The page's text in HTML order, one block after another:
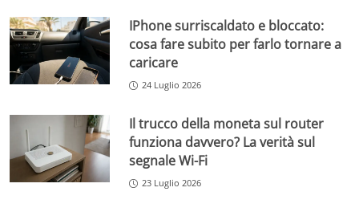
IPhone surriscaldato e bloccato:
cosa fare subito per farlo tornare a
caricare
24 Luglio 2026
Il trucco della moneta sul router
funziona davvero? La verità sul
segnale Wi-Fi
23 Luglio 2026